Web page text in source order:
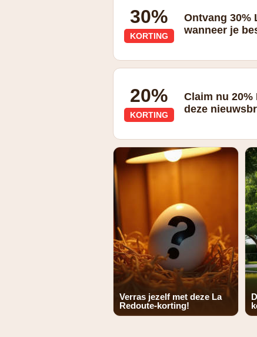
30%
KORTING
Ontvang 30%
wanneer je
20%
KORTING
Claim nu
deze
20% korting bij inschrijving voor de
Verras jezelf met deze La
Redoute-korting!